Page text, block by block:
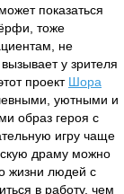
показаться
тоже
не
у зрителя
проект Шора
уютными и
образ героя с
игру чаще
драму можно
жизни людей с
в работу, чем